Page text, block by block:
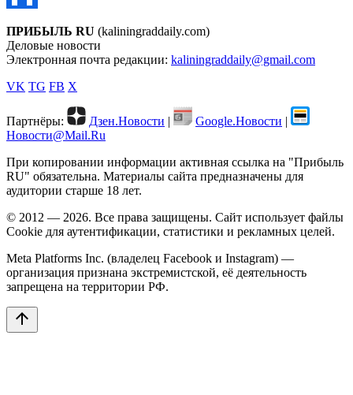
ПРИБЫЛЬ RU (kaliningraddaily.com)
Деловые новости
Электронная почта редакции: kaliningraddaily@gmail.com
VK TG FB X
Партнёры: Дзен.Новости | Google.Новости |
Новости@Mail.Ru
При копировании информации активная ссылка на "Прибыль
RU" обязательна. Материалы сайта предназначены для
аудитории старше 18 лет.
© 2012 — 2026. Все права защищены. Сайт использует файлы
Cookie для аутентификации, статистики и рекламных целей.
Meta Platforms Inc. (владелец Facebook и Instagram) —
организация признана экстремистской, её деятельность
запрещена на территории РФ.
arrow_upward